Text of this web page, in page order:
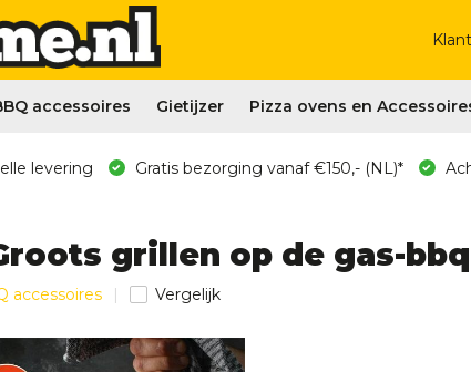
accessoires Gietijzer Pizza ovens en
levering Gratis bezorging vanaf €150,- (NL)*
grillen op de gas-
accessoires Vergelijk